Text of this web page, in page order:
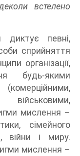
встелено
диктує певні,
сприйняття
організації,
будь-якими
військовими,
мислення –
сімейного
війни і миру.
мислення –